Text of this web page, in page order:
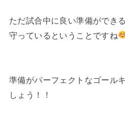
ただ試合中に良い準備ができ
守っているということですね
準備がパーフェクトなゴール
しょう！！